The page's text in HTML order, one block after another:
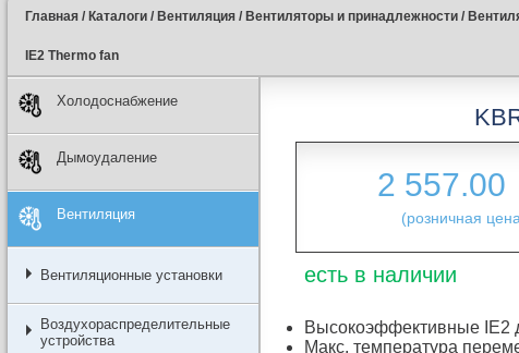
Главная / Каталоги / Вентиляция / Вентиляторы и принадлежности /
IE2 Thermo fan
Холодоснабжение
Дымоудаление
Вентиляция
Вентиляционные установки
Воздухораспределительные
устройства
2 557.00
(розничная
есть в наличии
Высокоэффективные IE2
Макс. температура